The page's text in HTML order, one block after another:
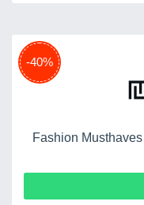
-40%
Fashion